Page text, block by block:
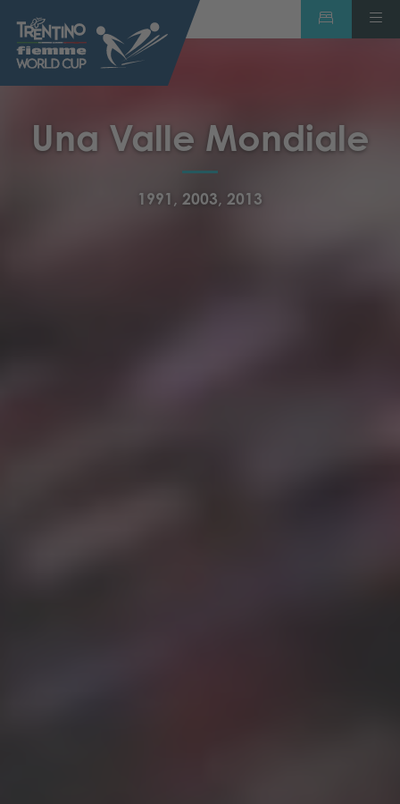
Una Valle Mondiale
1991, 2003, 2013